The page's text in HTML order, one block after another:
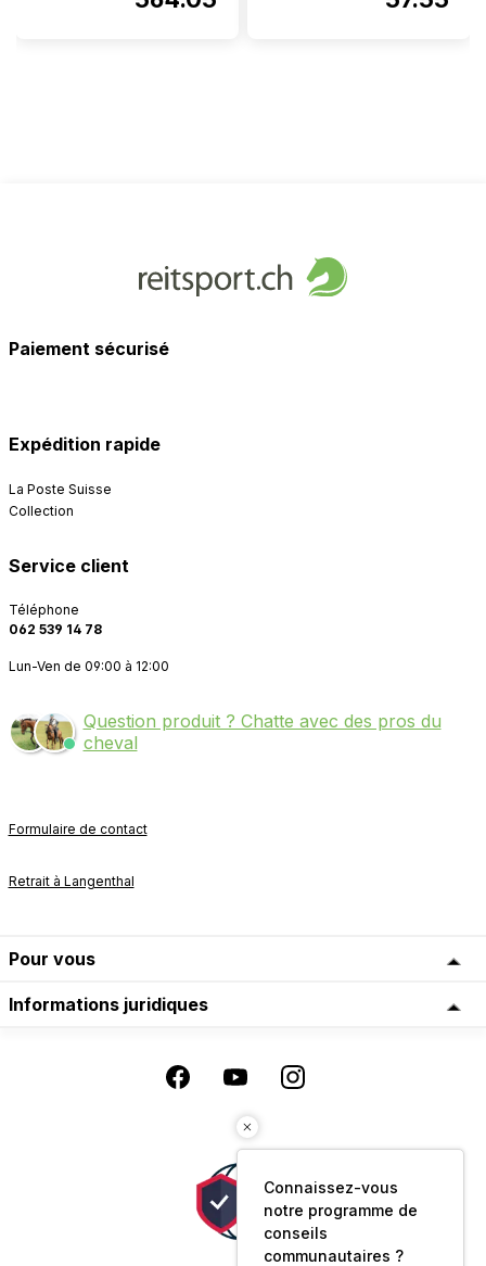
Paiement sécurisé
Expédition rapide
La Poste Suisse
Collection
Service client
Téléphone
062 539 14 78
Lun-Ven de 09:00 à 12:00
Question produit ? Chatte avec des pros du
cheval
Formulaire de contact
Retrait à Langenthal
Pour vous
Informations juridiques
Connaissez-vous
notre programme de
conseils
communautaires ?